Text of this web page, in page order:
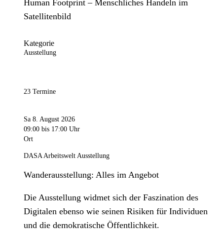
Human Footprint – Menschliches Handeln im
Satellitenbild
Kategorie
Ausstellung
23 Termine
Sa 8. August 2026
09:00 bis 17:00 Uhr
Ort
DASA Arbeitswelt Ausstellung
Wanderausstellung: Alles im Angebot
Die Ausstellung widmet sich der Faszination des
Digitalen ebenso wie seinen Risiken für Individuen
und die demokratische Öffentlichkeit.